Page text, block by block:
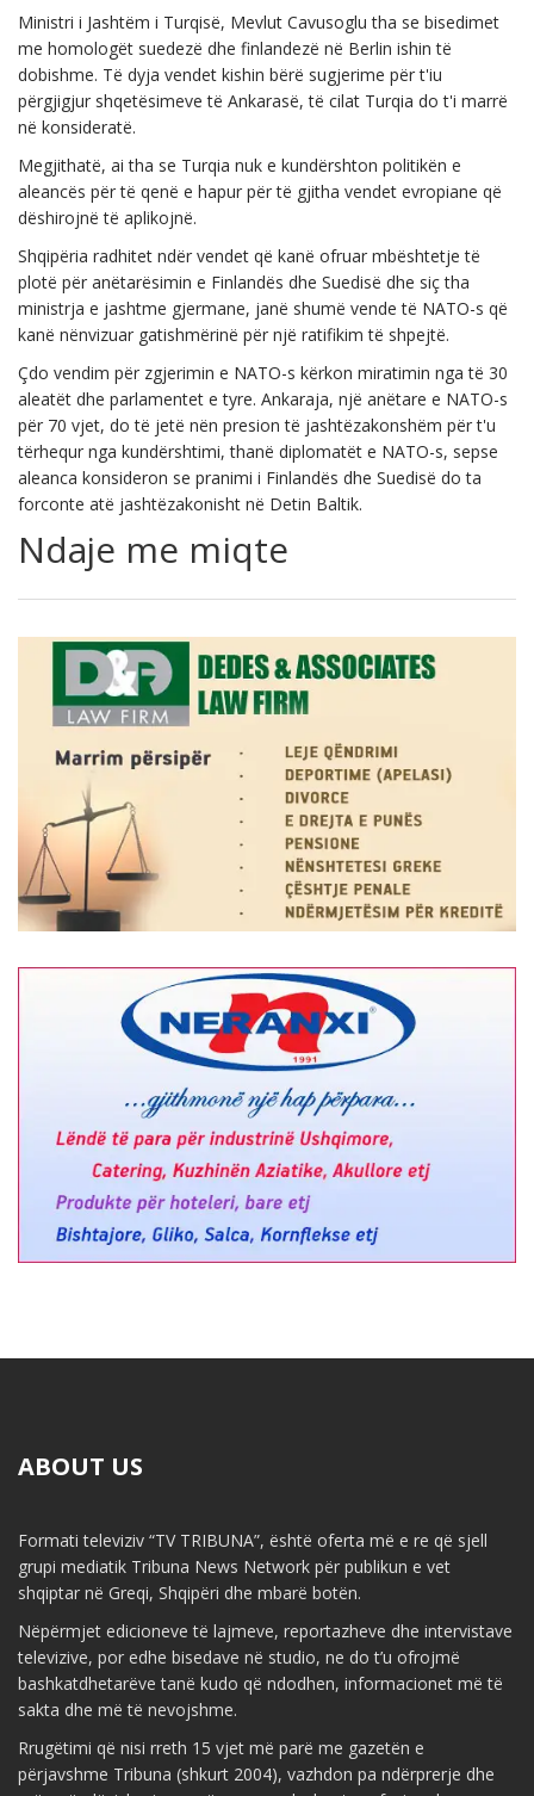
Ministri i Jashtëm i Turqisë, Mevlut Cavusoglu tha se bisedimet
me homologët suedezë dhe finlandezë në Berlin ishin të
dobishme. Të dyja vendet kishin bërë sugjerime për t'iu
përgjigjur shqetësimeve të Ankarasë, të cilat Turqia do t'i marrë
në konsideratë.
Megjithatë, ai tha se Turqia nuk e kundërshton politikën e
aleancës për të qenë e hapur për të gjitha vendet evropiane që
dëshirojnë të aplikojnë.
Shqipëria radhitet ndër vendet që kanë ofruar mbështetje të
plotë për anëtarësimin e Finlandës dhe Suedisë dhe siç tha
ministrja e jashtme gjermane, janë shumë vende të NATO-s që
kanë nënvizuar gatishmërinë për një ratifikim të shpejtë.
Çdo vendim për zgjerimin e NATO-s kërkon miratimin nga të 30
aleatët dhe parlamentet e tyre. Ankaraja, një anëtare e NATO-s
për 70 vjet, do të jetë nën presion të jashtëzakonshëm për t'u
tërhequr nga kundërshtimi, thanë diplomatët e NATO-s, sepse
aleanca konsideron se pranimi i Finlandës dhe Suedisë do ta
forconte atë jashtëzakonisht në Detin Baltik.
Ndaje me miqte
ABOUT US
Formati televiziv “TV TRIBUNA”, është oferta më e re që sjell
grupi mediatik Tribuna News Network për publikun e vet
shqiptar në Greqi, Shqipëri dhe mbarë botën.
Nëpërmjet edicioneve të lajmeve, reportazheve dhe intervistave
televizive, por edhe bisedave në studio, ne do t’u ofrojmë
bashkatdhetarëve tanë kudo që ndodhen, informacionet më të
sakta dhe më të nevojshme.
Rrugëtimi që nisi rreth 15 vjet më parë me gazetën e
përjavshme Tribuna (shkurt 2004), vazhdon pa ndërprerje dhe